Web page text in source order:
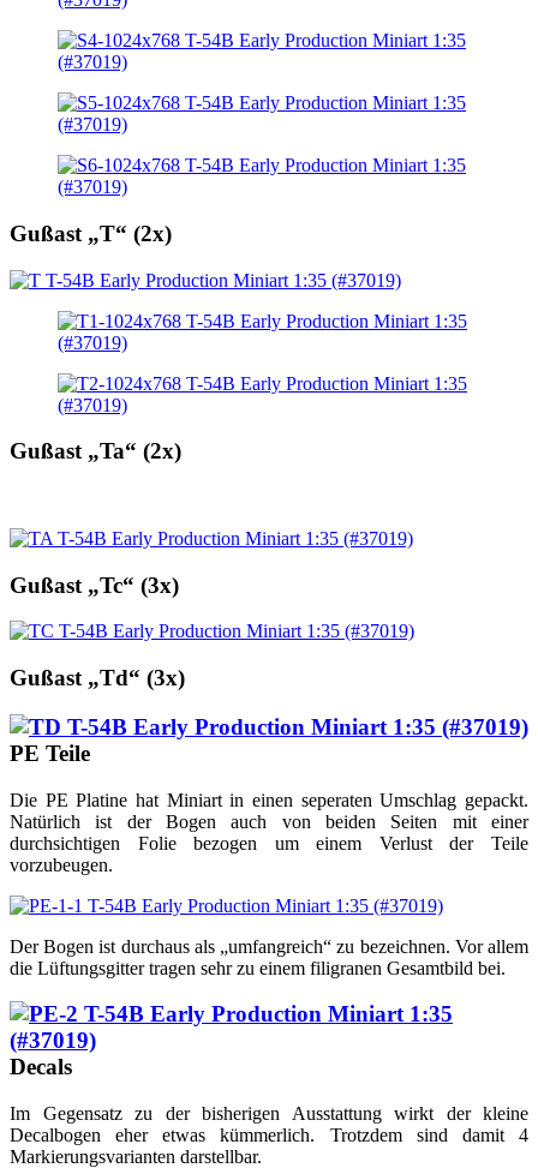
Gußast „T“ (2x)
Gußast „Ta“ (2x)
Gußast „Tc“ (3x)
Gußast „Td“ (3x)
PE Teile
Die PE Platine hat Miniart in einen seperaten Umschlag gepackt.
Natürlich ist der Bogen auch von beiden Seiten mit einer
durchsichtigen Folie bezogen um einem Verlust der Teile
vorzubeugen.
Der Bogen ist durchaus als „umfangreich“ zu bezeichnen. Vor allem
die Lüftungsgitter tragen sehr zu einem filigranen Gesamtbild bei.
Decals
Im Gegensatz zu der bisherigen Ausstattung wirkt der kleine
Decalbogen eher etwas kümmerlich. Trotzdem sind damit 4
Markierungsvarianten darstellbar.